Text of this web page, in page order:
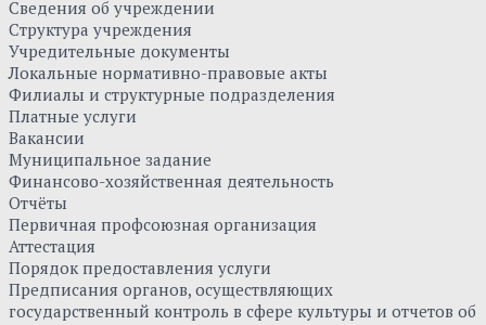
Сведения об учреждении
Структура учреждения
Учредительные документы
Локальные нормативно-правовые акты
Филиалы и структурные подразделения
Платные услуги
Вакансии
Муниципальное задание
Финансово-хозяйственная деятельность
Отчёты
Первичная профсоюзная организация
Аттестация
Порядок предоставления услуги
Предписания органов, осуществляющих
государственный контроль в сфере культуры и отчетов об